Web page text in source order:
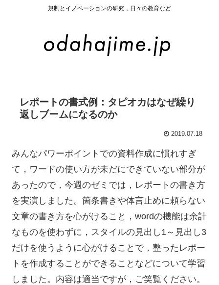
規制とイノベーションの研究，日々の教育など
レポートの書式例：タピオカはなぜ繰り
返しブームになるのか
2019.07.18
みんなパワーポイントでの資料作成に慣れすぎ
て，ワードの使い方が未だにできていない部分が
あったので，今週のゼミでは，レポートの書き方
を実演しました。箇条書きや体言止めに頼らない
文章の書き方を心がけること，wordの機能は余計
なものを使わずに，スタイルの見出し1～見出し3
だけを使うように心がけることで，整ったレポー
トを作成することができることなどについて学習
しました。内容は適当ですが，ご笑覧ください。